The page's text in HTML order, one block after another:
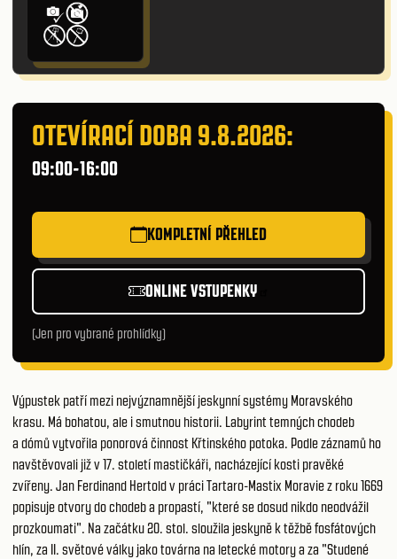
OTEVÍRACÍ DOBA 9.8.2026:
09:00-16:00
KOMPLETNÍ PŘEHLED
ONLINE VSTUPENKY
(Jen pro vybrané prohlídky)
Výpustek patří mezi nejvýznamnější jeskynní systémy Moravského
krasu. Má bohatou, ale i smutnou historii. Labyrint temných chodeb
a dómů vytvořila ponorová činnost Křtinského potoka. Podle záznamů ho
navštěvovali již v 17. století mastičkáři, nacházející kosti pravěké
zvířeny. Jan Ferdinand Hertold v práci Tartaro-Mastix Moravie z roku 1669
popisuje otvory do chodeb a propastí, "které se dosud nikdo neodvážil
prozkoumati". Na začátku 20. stol. sloužila jeskyně k těžbě fosfátových
hlín, za II. světové války jako továrna na letecké motory a za "Studené